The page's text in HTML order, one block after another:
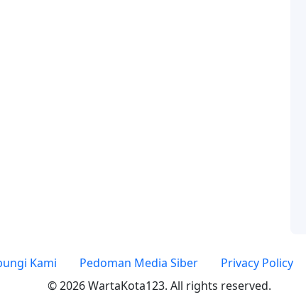
Kami Pedoman Media Siber Privacy Policy
© 2026 WartaKota123. All rights reserved.